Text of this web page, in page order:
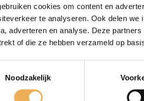
cookies om content en
te analyseren. Ook delen
adverteren en analyse. Deze
of die ze hebben verzameld op
Noodzakelijk
x 20 platte kop per stuk